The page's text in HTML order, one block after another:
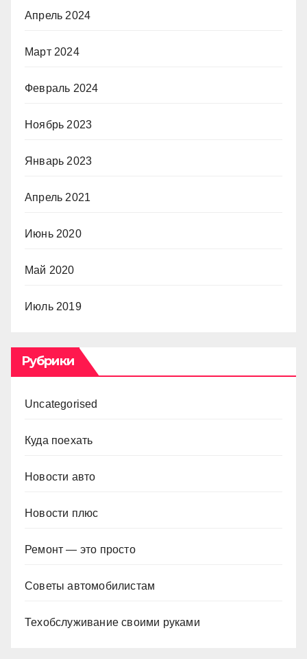
Апрель 2024
Март 2024
Февраль 2024
Ноябрь 2023
Январь 2023
Апрель 2021
Июнь 2020
Май 2020
Июль 2019
Рубрики
Uncategorised
Куда поехать
Новости авто
Новости плюс
Ремонт — это просто
Советы автомобилистам
Техобслуживание своими руками